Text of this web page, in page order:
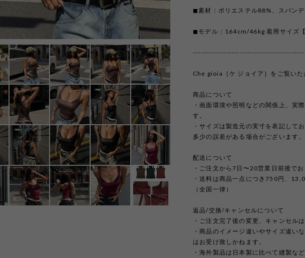
◼︎素材：ポリエステル88%、スパン
◼︎モデル：164cm/46kg 着用サイズ
Che gioia［ケ ジョイア］をご覧い
商品について
・画面環境や照明などの関係上、実
す。
・サイズは製造元の実寸を表記して
多少の誤差がある場合がございます。
配送について
・ご注文から7日〜20営業日前後で
・送料は商品一点につき750円、
（全国一律）
返品/交換/キャンセルについて
・ご注文完了後の変更、キャンセル
・商品のイメージ違いやサイズ違い
はお受け致しかねます。
・海外製品は日本製に比べて縫製な